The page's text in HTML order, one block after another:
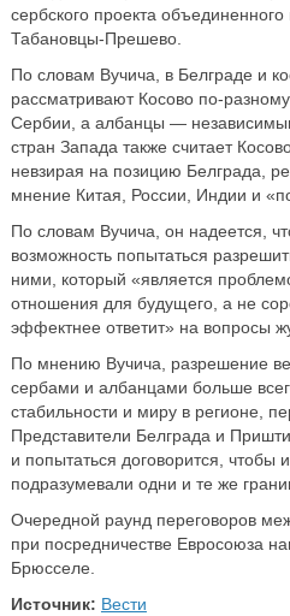
сербского проекта объединенного
Табановцы-Прешево.
По словам Вучича, в Белграде и
рассматривают Косово по-
Сербии, а албанцы —
стран Запада также считает
невзирая на позицию Белграда,
мнение Китая, России, Индии и
По словам Вучича, он надеется,
возможность попытаться
ними, который «является
отношения для будущего, а не
эффектнее ответит» на вопросы
По мнению Вучича, разрешение
сербами и албанцами больше
стабильности и миру в регионе,
Представители Белграда и
и попытаться договорится,
подразумевали одни и те же
Очередной раунд переговоров
при посредничестве Евросоюза
Брюсселе.
Источник: Вести